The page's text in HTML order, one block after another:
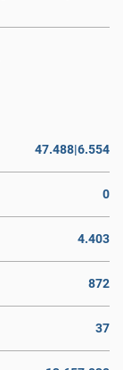
47.488|6.554
0
4.403
872
37